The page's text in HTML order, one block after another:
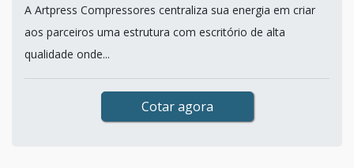
A Artpress Compressores centraliza sua energia em criar
aos parceiros uma estrutura com escritório de alta
qualidade onde...
Cotar agora